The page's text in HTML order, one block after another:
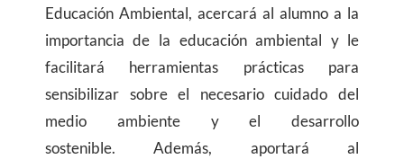
Educación Ambiental, acercará al alumno a la
importancia de la educación ambiental y le
facilitará herramientas prácticas para
sensibilizar sobre el necesario cuidado del
medio ambiente y el desarrollo
sostenible. Además, aportará al